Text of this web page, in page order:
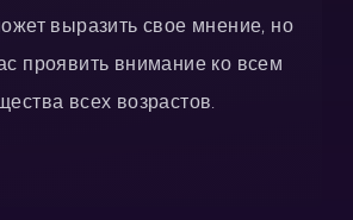
выразить свое мнение, но
проявить внимание ко всем
всех возрастов.